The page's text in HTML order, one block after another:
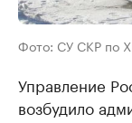
Фото: СУ СКР по
Управление
возбудило